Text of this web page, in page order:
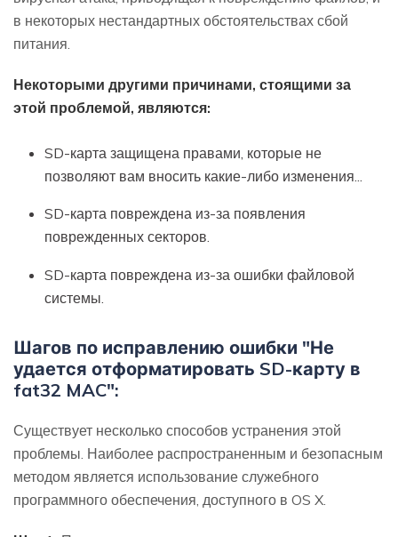
в некоторых нестандартных обстоятельствах сбой
питания.
Некоторыми другими причинами, стоящими за
этой проблемой, являются:
SD-карта защищена правами, которые не
позволяют вам вносить какие-либо изменения...
SD-карта повреждена из-за появления
поврежденных секторов.
SD-карта повреждена из-за ошибки файловой
системы.
Шагов по исправлению ошибки "Не
удается отформатировать SD-карту в
fat32 MAC":
Существует несколько способов устранения этой
проблемы. Наиболее распространенным и безопасным
методом является использование служебного
программного обеспечения, доступного в OS X.